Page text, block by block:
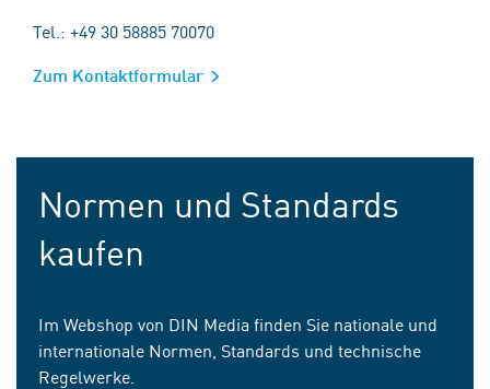
Tel.: +49 30 58885 70070
Zum Kontaktformular
Normen und Standards
kaufen
Im Webshop von DIN Media finden Sie nationale und
internationale Normen, Standards und technische
Regelwerke.